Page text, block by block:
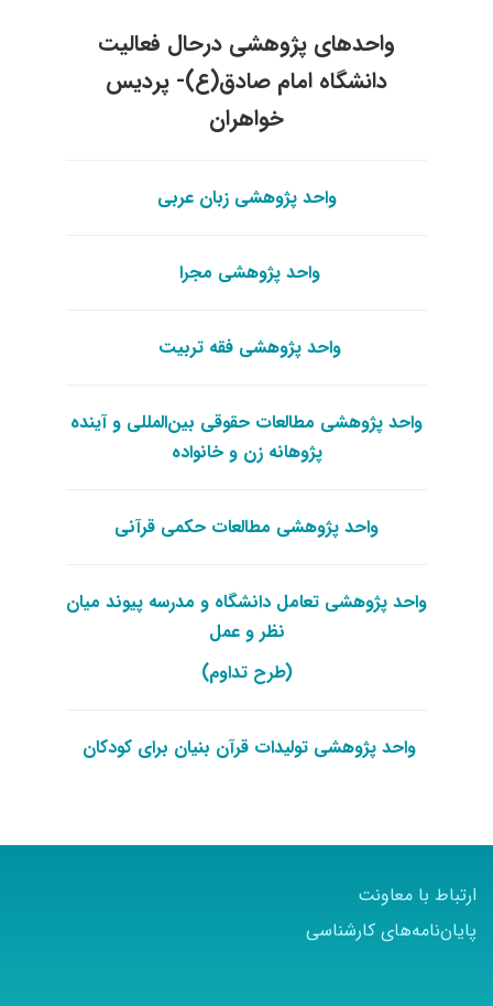
واحدهای پژوهشی درحال فعالیت
دانشگاه امام صادق(ع)- پردیس
خواهران
واحد پژوهشی زبان عربی
واحد پژوهشی مجرا
واحد پژوهشی فقه تربیت
واحد پژوهشی مطالعات حقوقی بین‌المللی و آینده
پژوهانه زن و خانواده
واحد پژوهشی مطالعات حکمی قرآنی
واحد پژوهشی تعامل دانشگاه و مدرسه پیوند میان
نظر و عمل
(طرح تداوم)
واحد پژوهشی تولیدات قرآن بنیان برای کودکان
ارتباط با معاونت
پایان‌نامه‌های کارشناسی